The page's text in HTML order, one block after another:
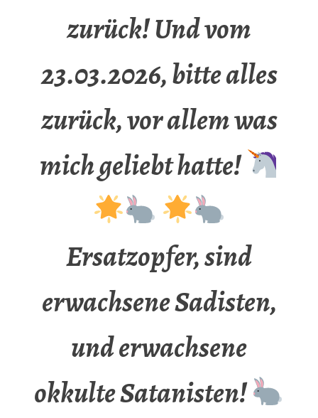
zurück! Und vom
23.03.2026, bitte alles
zurück, vor allem was
mich geliebt hatte!
Ersatzopfer, sind
erwachsene Sadisten,
und erwachsene
okkulte Satanisten!